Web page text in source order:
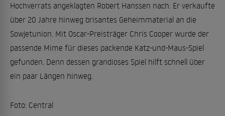
Hochverrats angeklagten Robert Hanssen nach. Er verkaufte
über 20 Jahre hinweg brisantes Geheimmaterial an die
Sowjetunion. Mit Oscar-Preisträger Chris Cooper wurde der
passende Mime für dieses packende Katz-und-Maus-Spiel
gefunden. Denn dessen grandioses Spiel hilft schnell über
ein paar Längen hinweg.
Foto: Central